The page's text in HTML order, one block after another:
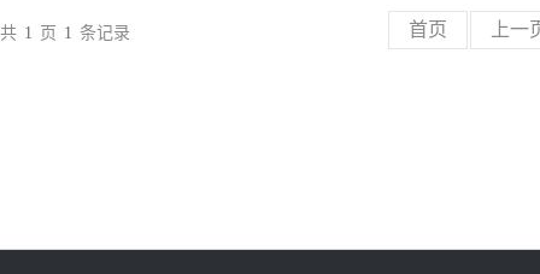
共 1 页 1 条记录 首页 上一